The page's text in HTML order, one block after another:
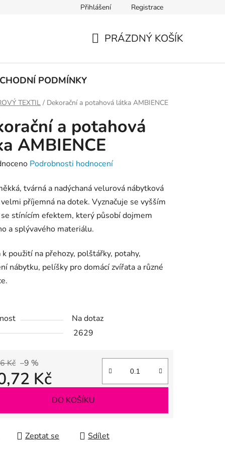
PODMÍNKY OCHRANY OSOBNÍCH ÚDAJŮ
Přihlášení Registrace
PRÁZDNÝ KOŠÍK
PODMÍNKY
TEXTIL / Dekorační a potahová látka AMBIENCE
a potahová
AMBIENCE
Podrobnosti hodnocení
tvárná a nadýchaná velurová nábytková
příjemná na dotek. Vyznačuje se vyšším
stínícím efektem, který působí dojmem
a splývavého materiálu.
k použití na přehozy, polštářky, potahy,
nábytku, pelíšky pro domácí zvířata a různé
Na dotaz
2629
Kč –9 %
Kč
DO KOŠÍKU
Zeptat se Sdílet